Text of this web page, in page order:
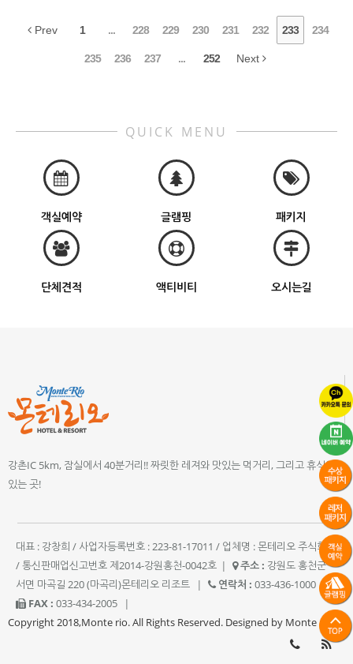
Prev 1 ... 228 229 230 231 232 233 234
235 236 237 ... 252 Next
QUICK MENU
객실예약 글램핑 패키지
단체견적 액티비티 오시는길
강촌IC 5km, 잠실에서 40분거리!! 짜릿한 레져와 맛있는 먹거리, 그리고 휴식이
있는 곳!
대표 : 강창희 / 사업자등록번호 : 223-81-17011 / 업체명 : 몬테리오 주식회사
/ 통신판매업신고번호 제2014-강원홍천-0042호 | 주소 : 강원도 홍천군
서면 마곡길 220 (마곡리)몬테리오 리조트
| 연락처 : 033-436-1000
|
FAX : 033-434-2005
|
Copyright 2018,Monte rio. All Rights Reserved. Designed by Monte rio.